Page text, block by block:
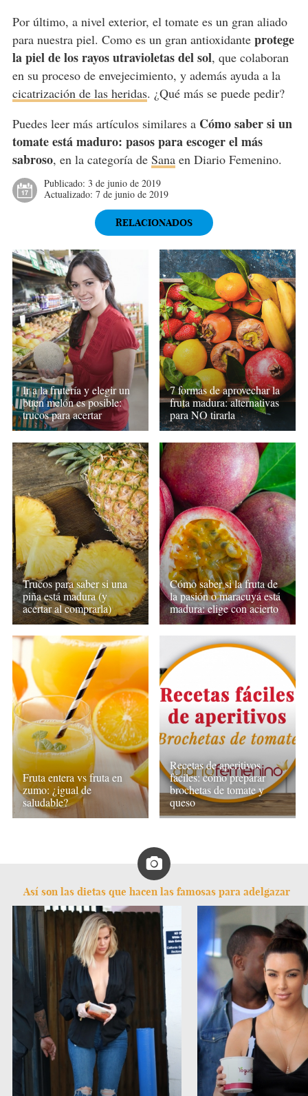
Por último, a nivel exterior, el tomate es un gran aliado
para nuestra piel. Como es un gran antioxidante protege
la piel de los rayos utravioletas del sol, que colaboran
en su proceso de envejecimiento, y además ayuda a la
cicatrización de las heridas. ¿Qué más se puede pedir?
Puedes leer más artículos similares a Cómo saber si un
tomate está maduro: pasos para escoger el más
sabroso, en la categoría de Sanaen Diario Femenino.
Publicado: 3 de junio de 2019
Actualizado: 7 de junio de 2019
RELACIONADOS
Ir a la frutería y elegir un
buen melón es posible:
trucos para acertar
7 formas de aprovechar la
fruta madura: alternativas
para NO tirarla
Trucos para saber si una
piña está madura (y
acertar al comprarla)
Cómo saber si la fruta de
la pasión o maracuyá está
madura: elige con acierto
Fruta entera vs fruta en
zumo: ¿igual de
saludable?
Recetas de aperitivos
fáciles: cómo preparar
brochetas de tomate y
queso
Así son las dietas que hacen las famosas para adelgazar